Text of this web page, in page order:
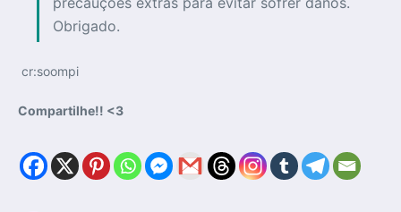
Obrigado.
cr:soompi
Compartilhe!! <3